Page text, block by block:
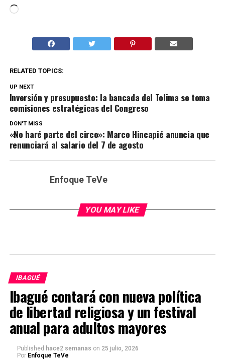
Cargando...
RELATED TOPICS:
UP NEXT
Inversión y presupuesto: la bancada del Tolima se toma
comisiones estratégicas del Congreso
DON'T MISS
«No haré parte del circo»: Marco Hincapié anuncia que
renunciará al salario del 7 de agosto
Enfoque TeVe
YOU MAY LIKE
IBAGUÉ
Ibagué contará con nueva política
de libertad religiosa y un festival
anual para adultos mayores
Published hace2 semanas on 25 julio, 2026
Por Enfoque TeVe